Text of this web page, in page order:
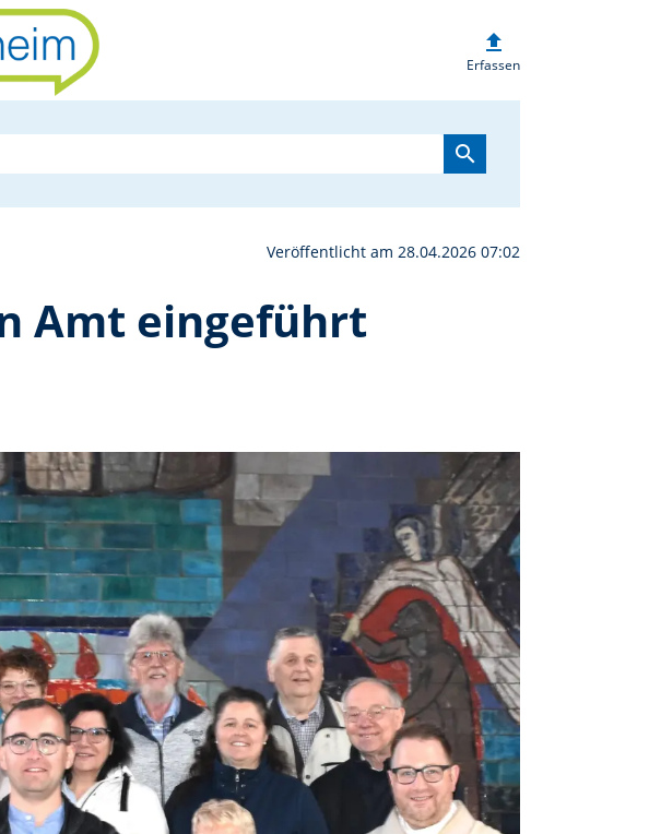
Grafenwöhr in
upload
Erfassen
search
Veröffentlicht am 28.04.2026 07:02
Amt eingeführt